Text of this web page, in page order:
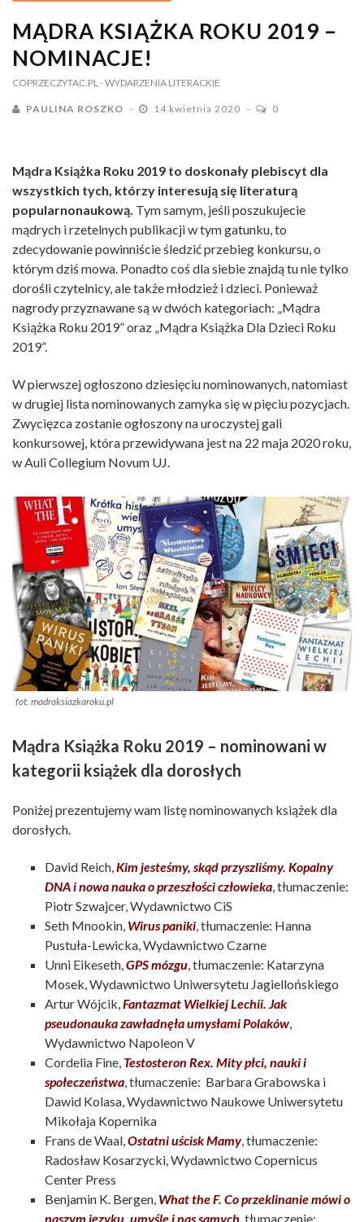
MĄDRA KSIĄŻKA ROKU 2019 –
NOMINACJE!
COPRZECZYTAC.PL - WYDARZENIA LITERACKIE
PAULINA ROSZKO 14 kwietnia 2020 0
Mądra Książka Roku 2019 to doskonały plebiscyt dla
wszystkich tych, którzy interesują się literaturą
popularnonaukową. Tym samym, jeśli poszukujecie
mądrych i rzetelnych publikacji w tym gatunku, to
zdecydowanie powinniście śledzić przebieg konkursu, o
którym dziś mowa. Ponadto coś dla siebie znajdą tu nie tylko
dorośli czytelnicy, ale także młodzież i dzieci. Ponieważ
nagrody przyznawane są w dwóch kategoriach: „Mądra
Książka Roku 2019” oraz „Mądra Książka Dla Dzieci Roku
2019”.
W pierwszej ogłoszono dziesięciu nominowanych, natomiast
w drugiej lista nominowanych zamyka się w pięciu pozycjach.
Zwycięzca zostanie ogłoszony na uroczystej gali
konkursowej, która przewidywana jest na 22 maja 2020 roku,
w Auli Collegium Novum UJ.
fot. madraksiazkaroku.pl
Mądra Książka Roku 2019 – nominowani w
kategorii książek dla dorosłych
Poniżej prezentujemy wam listę nominowanych książek dla
dorosłych.
David Reich,Kim jesteśmy, skąd przyszliśmy. Kopalny
DNA i nowa nauka o przeszłości człowieka, tłumaczenie:
Piotr Szwajcer, Wydawnictwo CiS
Seth Mnookin, Wirus paniki, tłumaczenie: Hanna
Pustuła-Lewicka, Wydawnictwo Czarne
Unni Eikeseth,GPS mózgu, tłumaczenie: Katarzyna
Mosek, Wydawnictwo Uniwersytetu Jagiellońskiego
Artur Wójcik,Fantazmat Wielkiej Lechii. Jak
pseudonauka zawładnęła umysłami Polaków,
Wydawnictwo Napoleon V
Cordelia Fine, Testosteron Rex. Mity płci, nauki i
społeczeństwa, tłumaczenie: Barbara Grabowska i
Dawid Kolasa, Wydawnictwo Naukowe Uniwersytetu
Mikołaja Kopernika
Frans de Waal,Ostatni uścisk Mamy, tłumaczenie:
Radosław Kosarzycki, Wydawnictwo Copernicus
Center Press
Benjamin K. Bergen, What the F. Co przeklinanie mówi o
naszym języku, umyśle i nas samych , tłumaczenie: